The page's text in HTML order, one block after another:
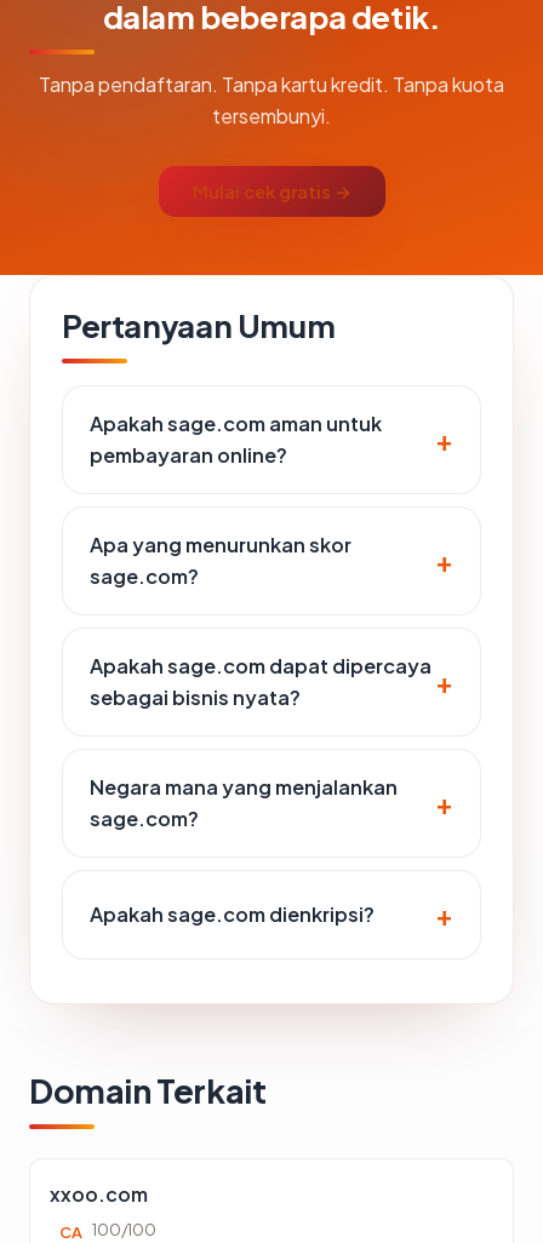
dalam beberapa detik.
Tanpa pendaftaran. Tanpa kartu kredit. Tanpa kuota
tersembunyi.
Mulai cek gratis →
Pertanyaan Umum
Apakah sage.com aman untuk
pembayaran online?
Apa yang menurunkan skor
sage.com?
Apakah sage.com dapat dipercaya
sebagai bisnis nyata?
Negara mana yang menjalankan
sage.com?
Apakah sage.com dienkripsi?
Domain Terkait
xxoo.com
CA 100/100